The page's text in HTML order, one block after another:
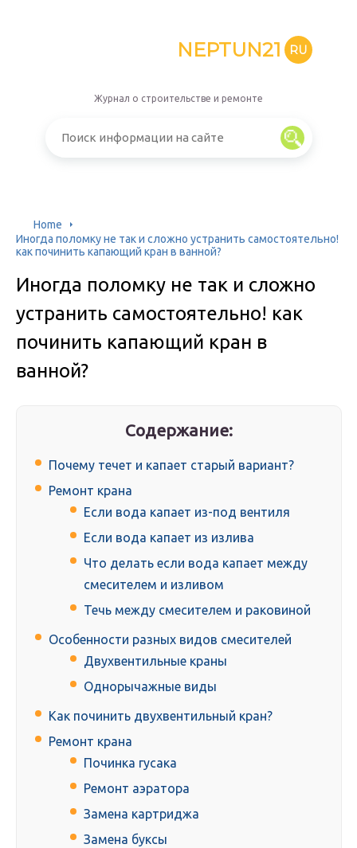
NEPTUN21 RU
Журнал о строительстве и ремонте
Home
Иногда поломку не так и сложно устранить самостоятельно!
как починить капающий кран в ванной?
Иногда поломку не так и сложно
устранить самостоятельно! как
починить капающий кран в
ванной?
Содержание:
Почему течет и капает старый вариант?
Ремонт крана
Если вода капает из-под вентиля
Если вода капает из излива
Что делать если вода капает между
смесителем и изливом
Течь между смесителем и раковиной
Особенности разных видов смесителей
Двухвентильные краны
Однорычажные виды
Как починить двухвентильный кран?
Ремонт крана
Починка гусака
Ремонт аэратора
Замена картриджа
Замена буксы